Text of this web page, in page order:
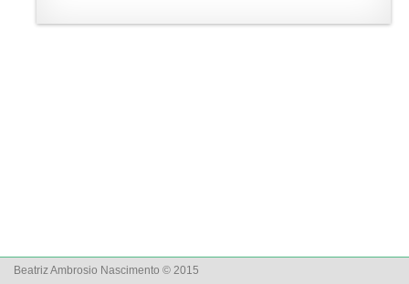
Beatriz Ambrosio Nascimento © 2015